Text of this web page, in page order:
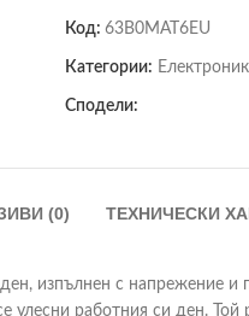
Код: 63B0MAT6EU
Категории:
Сподели:
(0) ТЕХНИЧЕСКИ
изпълнен с напрежение и
работния си ден. Той